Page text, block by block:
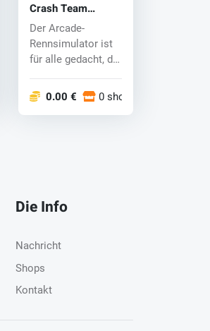
Crash Team
Racing Nitro-
Fueled (Switch)
key
Der Arcade-
Rennsimulator ist
für alle gedacht, die
Emotio...
0.00 € 0 shops
Die Info
Nachricht
Shops
Kontakt